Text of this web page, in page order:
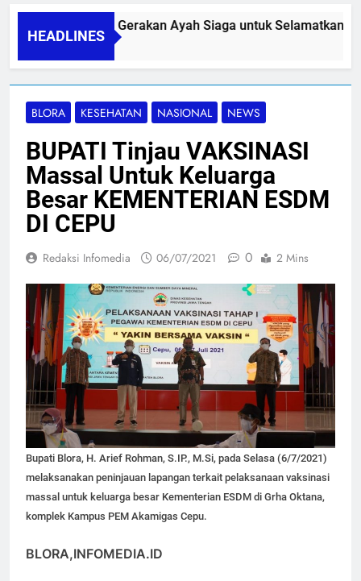
HEADLINES
PAPA SIDINI, Gerakan Ayah Siaga untuk Selamatkan Ibu
06/08/2026
BLORA KESEHATAN NASIONAL NEWS
BUPATI Tinjau VAKSINASI
Massal Untuk Keluarga
Besar KEMENTERIAN ESDM
DI CEPU
Redaksi Infomedia 06/07/2021 0 2 Mins
Bupati Blora, H. Arief Rohman, S.IP., M.Si, pada Selasa (6/7/2021)
melaksanakan peninjauan lapangan terkait pelaksanaan vaksinasi
massal untuk keluarga besar Kementerian ESDM di Grha Oktana,
komplek Kampus PEM Akamigas Cepu.
BLORA,INFOMEDIA.ID